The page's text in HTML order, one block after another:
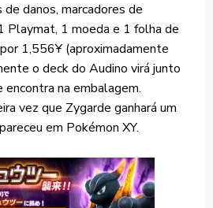
danos, marcadores de
Playmat, 1 moeda e 1 folha de
1,556Ұ (aproximadamente
o deck do Audino virá junto
encontra na embalagem.
vez que Zygarde ganhará um
em Pokémon XY.